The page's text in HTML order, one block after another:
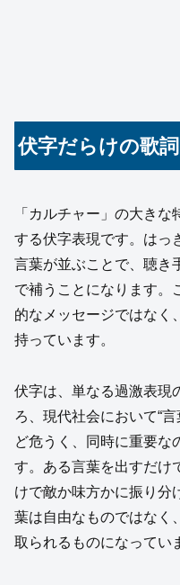
伏字だらけの歌
「カルチャー」の大き
する伏字表現です。はっ
言葉が並ぶことで、聴き
で補うことになります。
的なメッセージではなく
持っています。
伏字は、単なる過激表現
ろ、現代社会において“
ど危うく、同時に重要な
す。ある言葉を出すだけ
けで敵か味方かに振り分
葉は自由なものではなく
取られるものになってい